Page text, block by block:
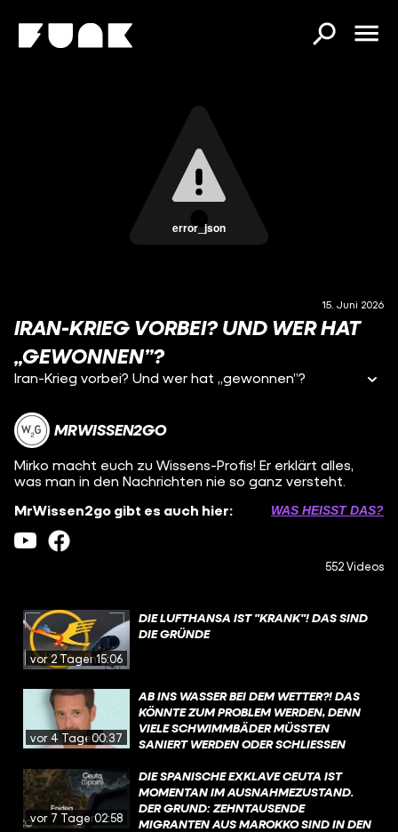
error_json
15. Juni 2026
IRAN-KRIEG VORBEI? UND WER HAT
„GEWONNEN”?
Iran-Krieg vorbei? Und wer hat „gewonnen”?
MRWISSEN2GO
Mirko macht euch zu Wissens-Profis! Er erklärt alles,
was man in den Nachrichten nie so ganz versteht.
MrWissen2go gibt es auch hier:
WAS HEISST DAS?
552 Videos
vor 2 Tagen15:06
DIE LUFTHANSA IST "KRANK"! DAS SIND
DIE GRÜNDE
vor 4 Tagen00:37
AB INS WASSER BEI DEM WETTER?! DAS
KÖNNTE ZUM PROBLEM WERDEN, DENN
VIELE SCHWIMMBÄDER MÜSSTEN
SANIERT WERDEN ODER SCHLIESSEN S
vor 7 Tagen02:58
DIE SPANISCHE EXKLAVE CEUTA IST
MOMENTAN IM AUSNAHMEZUSTAND.
DER GRUND: ZEHNTAUSENDE
MIGRANTEN AUS MAROKKO SIND IN DEN